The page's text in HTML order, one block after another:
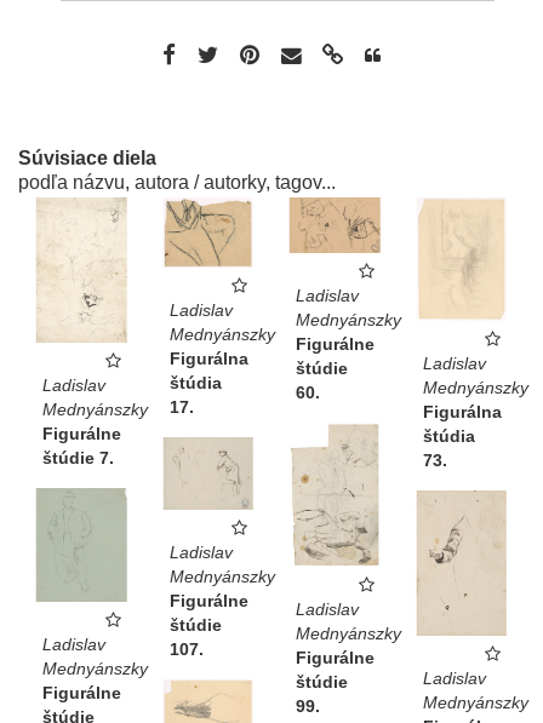
Súvisiace diela
podľa názvu, autora / autorky, tagov...
Ladislav
Mednyánszky
Figurálne
štúdie 7.
Ladislav
Mednyánszky
Figurálna
štúdia
17.
Ladislav
Mednyánszky
Figurálne
štúdie
60.
Ladislav
Mednyánszky
Figurálna
štúdia
73.
Ladislav
Mednyánszky
Figurálne
štúdie
99.
Ladislav
Mednyánszky
Figurálne
štúdie
107.
Ladislav
Mednyánszky
Figurálne
štúdie
Ladislav
Mednyánszky